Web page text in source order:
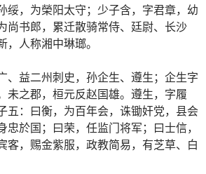
绥，为榮阳太守；少子含，字君章，幼
尚书郎，累迁散骑常侍、廷尉、长沙
人称湘中琳瑯。
、益二州刺史，孙企生、遵生；企生字
未之郡，桓元反赵国雄。遵生，字履
五：曰衡，为百年会，诛锄奸党，县会
於国；曰荣，任监门将军；曰士信，
客，赐金紫服，政教简易，有芝草、白